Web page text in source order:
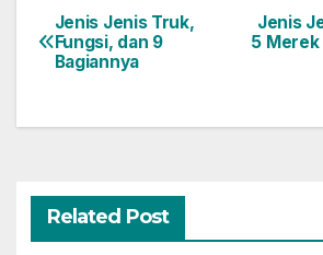
Post
navigation
Jenis
5 Merek
Jenis Jenis Truk,
Fungsi, dan 9
Bagiannya
Related Post